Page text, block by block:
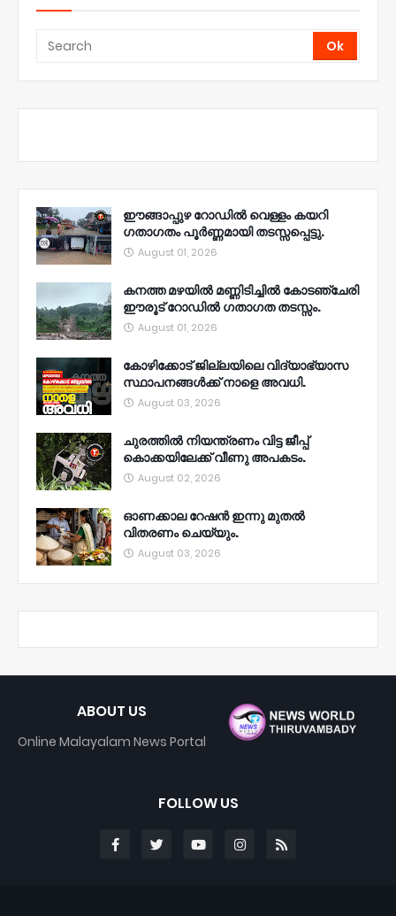
ഈങ്ങാപ്പുഴ റോഡിൽ വെള്ളം കയറി
ഗതാഗതം പൂർണ്ണമായി തടസ്സപ്പെട്ടു.
August 01, 2026
കനത്ത മഴയിൽ മണ്ണിടിച്ചിൽ കോടഞ്ചേരി
ഈരൂട് റോഡിൽ ഗതാഗത തടസ്സം.
August 01, 2026
കോഴിക്കോട് ജില്ലയിലെ വിദ്യാഭ്യാസ
സ്ഥാപനങ്ങൾക്ക് നാളെ അവധി.
August 03, 2026
ചുരത്തിൽ നിയന്ത്രണം വിട്ട ജീപ്പ്
കൊക്കയിലേക്ക് വീണു അപകടം.
August 02, 2026
ഓണക്കാല റേഷൻ ഇന്നു മുതല്‍
വിതരണം ചെയ്യും.
August 03, 2026
ABOUT US
Online Malayalam News Portal
FOLLOW US